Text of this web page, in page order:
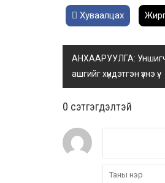
Хуваалцах
АНХААРУУЛГА:
ашгийг хүндэтгэн үзнэ үү.
0 cэтгэгдэлтэй